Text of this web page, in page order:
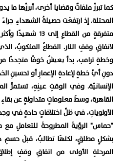
كما تبرزُ ملفاتٌ وقضايا أخرى، أبرزُها ما
المحتلة. إذ ارتفعَت حصيلةُ الشهداءِ جراءَ
لاتفاقِ وقفِ النار. القطاعُ المنكوبُ،
وخطةِ ترامب، بدأ يعيشُ خوفًا متجددًا
دونِ أيِّ خطةٍ لإعادةِ الإعمارِ أو تحسينِ
الإنسانيّة. وفي الوقتِ عينِهِ، تستمرُّ
القاهرة، وسطَ معلوماتٍ متداولةٍ عن
الأولوياتِ، في ظلِّ اختلافاتٍ حادةٍ في
"حماس" الرؤيةَ المطروحةَ للتعاملِ
بشكلٍ مطلقٍ، لكنهَا تطالبُ، قبلَ حسمِ
المرحلةِ الأولى من اتفاقِ وقفِ